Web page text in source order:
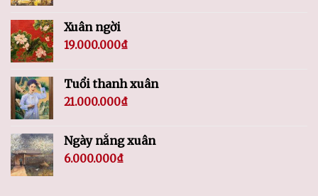
Xuân ngời
19.000.000₫
Tuổi thanh xuân
21.000.000₫
Ngày nắng xuân
6.000.000₫